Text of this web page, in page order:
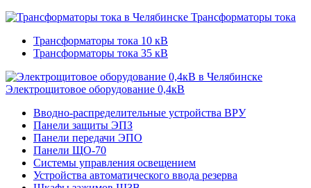
Трансформаторы тока
Трансформаторы тока 10 кВ
Трансформаторы тока 35 кВ
Электрощитовое оборудование 0,4кВ
Вводно-распределительные устройства ВРУ
Панели защиты ЭПЗ
Панели передачи ЭПО
Панели ЩО-70
Системы управления освещением
Устройства автоматического ввода резерва